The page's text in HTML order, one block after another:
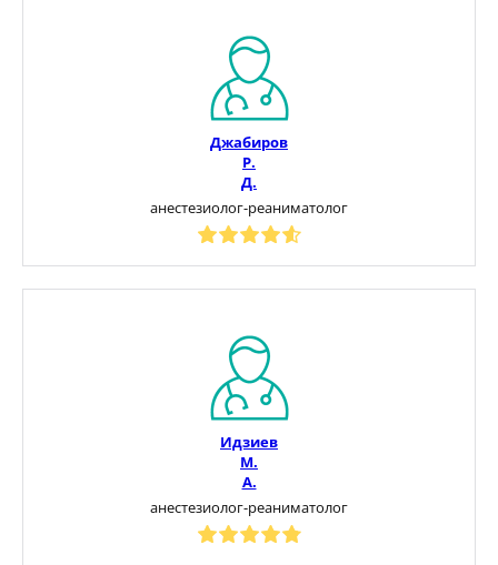
Джабиров
Р.
Д.
анестезиолог-реаниматолог
Идзиев
М.
А.
анестезиолог-реаниматолог